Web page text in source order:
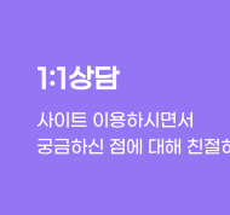
1:1상담
사이트 이용하시면서
궁금하신 점에 대해 친절